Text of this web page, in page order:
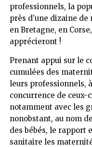
professionnels, la
près d’une dizaine
en Bretagne, en
apprécieront !
Prenant appui sur le
cumulées des
leurs professionnels,
concurrence de ceux-
notamment avec les
nonobstant, au nom
des bébés, le rapport
sanitaire les